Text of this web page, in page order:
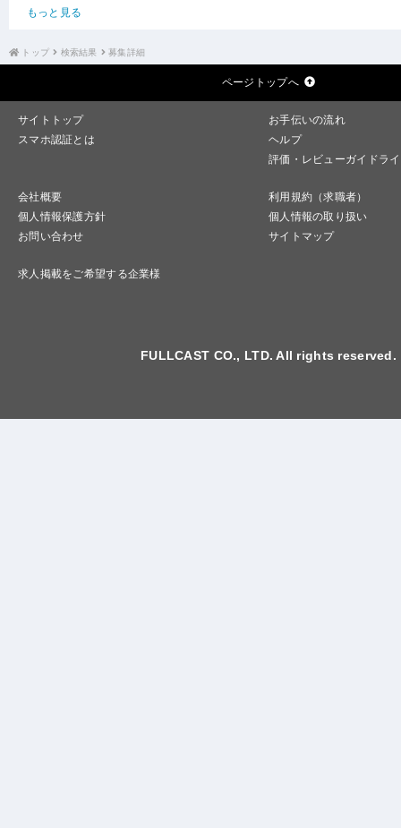
もっと見る
トップ 検索結果 募集詳細
ページトップへ
サイトトップ
お手伝いの流れ
スマホ認証とは
ヘルプ
評価・レビューガイドラ
会社概要
利用規約（求職者）
個人情報保護方針
個人情報の取り扱い
お問い合わせ
サイトマップ
求人掲載をご希望する企業様
FULLCAST CO., LTD. All rights reserved.